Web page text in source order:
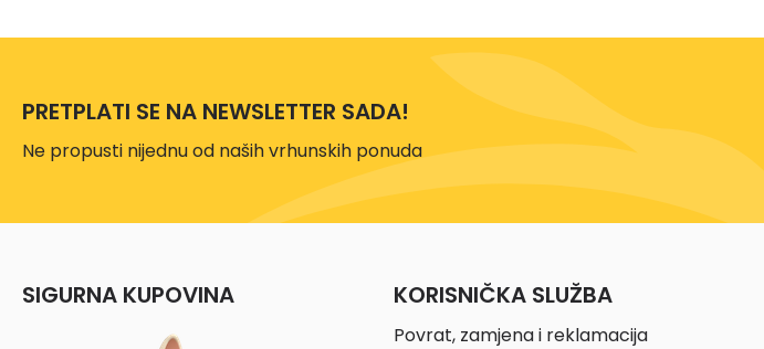
PRETPLATI SE NA NEWSLETTER SADA!
Ne propusti nijednu od naših vrhunskih ponuda
SIGURNA KUPOVINA KORISNIČKA SLUŽBA
Povrat, zamjena i reklamacija